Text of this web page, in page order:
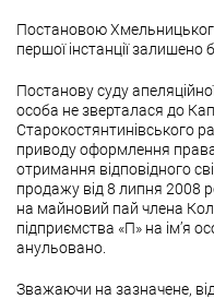
Постановою
першої інстанції залишено
Постанову суду
особа не зверталася до
Старокостянтинівського
приводу оформлення
отримання відповідного
продажу від 8 липня 2008
на майновий пай члена
підприємства «П» на ім’я
анульовано.
Зважаючи на зазначене,